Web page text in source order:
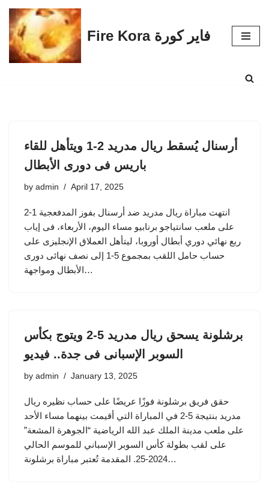
Skip
to
content
Fire Kora فاير كورة
أرسنال يُسقط ريال مدريد 2-1 ويتأهل للقاء
باريس فى دورى الأبطال
by admin April 17, 2025
انتهت مباراة ريال مدريد ضد أرسنال بفوز المدفعجية 1-2
على ملعب سانتياجو برنابيو مساء اليوم، الأربعاء، فى إياب
ربع نهائي دوري أبطال أوروبا، ليتأهل العملاق الإنجليزى على
حساب حامل اللقب بمجموع 5-1 إلى نصف نهائى دورى
الأبطال ومواجهة…
برشلونة يسحق ريال مدريد 5-2 ويتوج بكأس
السوبر الإسبانى فى جدة.. فيديو
by admin January 13, 2025
حقق فريق برشلونة فوزًا عريضًا على حساب نظيره ريال
مدريد بنتيجة 5-2 في المباراة التي أقيمت بينهما مساء الأحد
على ملعب مدينة الملك عبد الله الرياضية “الجوهرة المشعة”
على لقب بطولة كأس السوبر الإسباني للموسم الحالي
2024-25. المقدمة تُعتبر مباراة برشلونة…